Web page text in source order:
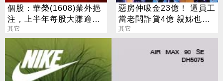
個股：華榮(1608)業外挹
注，上半年每股大賺逾7
元，股價跳空漲停鎖住
其它
惡房仲吸金23億！ 逼員工
當老闆詐貸4億 親姊也照
坑
其它